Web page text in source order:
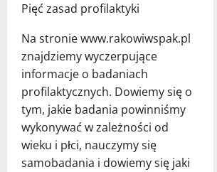
Pięć zasad profilaktyki
Na stronie www.rakowiwspak.pl
znajdziemy wyczerpujące
informacje o badaniach
profilaktycznych. Dowiemy się o
tym, jakie badania powinniśmy
wykonywać w zależności od
wieku i płci, nauczymy się
samobadania i dowiemy się jaki